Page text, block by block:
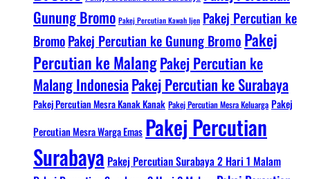
Gunung Bromo Pakej Percutian Kawah Ijen Pakej Percutian ke
BromoPakej Percutian ke Gunung Bromo Pakej
Percutian ke MalangPakej Percutian ke
Malang IndonesiaPakej Percutian ke Surabaya
Pakej Percutian Mesra Kanak Kanak Pakej Percutian Mesra Keluarga Pakej
Percutian Mesra Warga Emas Pakej Percutian
Surabaya Pakej Percutian Surabaya 2 Hari 1 Malam